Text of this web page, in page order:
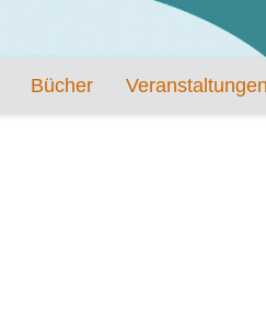
Bücher Veranstaltungen